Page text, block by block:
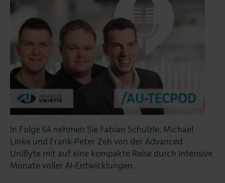
In Folge 64 nehmen Sie Fabian Schülzle, Michael
Linke und Frank-Peter Zeh von der Advanced
UniByte mit auf eine kompakte Reise durch intensive
Monate voller AI-Entwicklungen.